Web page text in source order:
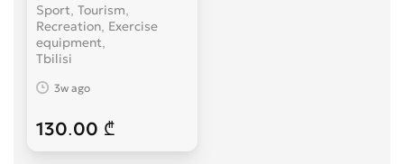
Sport, Tourism,
Recreation, Exercise
equipment
Tbilisi
3w ago
130.00 ₾